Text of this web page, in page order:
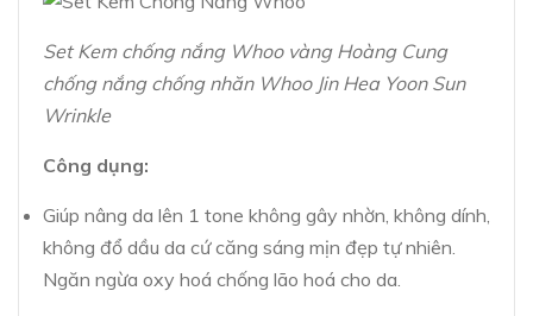
Set Kem chống nắng Whoo vàng Hoàng Cung
chống nắng chống nhăn Whoo Jin Hea Yoon Sun
Wrinkle
Công dụng:
Giúp nâng da lên 1 tone không gây nhờn, không dính,
không đổ dầu da cứ căng sáng mịn đẹp tự nhiên.
Ngăn ngừa oxy hoá chống lão hoá cho da.